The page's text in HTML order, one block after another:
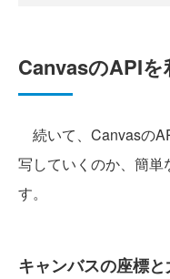
CanvasのAPIを
続いて、Canvasの
写していくのか、簡単
す。
キャンバスの座標と